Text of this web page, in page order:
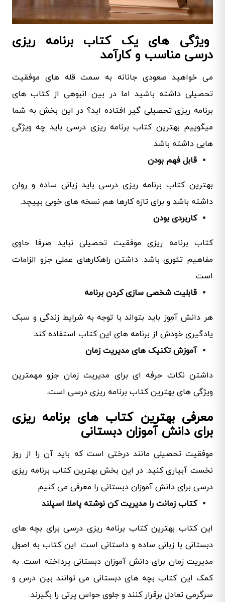
ویژگی های یک کتاب برنامه ریزی
درسی مناسب و کارآمد
می خواهید صعودی جانانه به سمت قله های موفقیت
تحصیلی داشته باشید اما در بین انبوهی از کتاب های
برنامه ریزی تحصیلی گیر افتاده اید؟ در این بخش به شما
میگوییم بهترین کتاب برنامه ریزی درسی باید چه ویژگی
هایی داشته باشد.
قابل فهم بودن
بهترین کتاب برنامه ریزی درسی باید زبانی ساده و روان
داشته باشد و برای تازه کارها هم نسخه های خوبی بپیچد.
کاربردی بودن
کتاب برنامه ریزی موفقیت تحصیلی نباید صرفا حاوی
مفاهیم تئوری باشد. داشتن راهکارهای عملی جزو الزامات
است.
قابلیت شخصی سازی کردن برنامه
هر دانش آموز باید بتواند با توجه به شرایط زندگی و سبک
یادگیری خودش از برنامه های این کتاب استفاده کند.
آموزش تکنیک های مدیریت زمان
داشتن نکات حرفه ای برای مدیریت زمان جزو مهمترین
ویژگی های بهترین کتاب برنامه ریزی درسی است.
معرفی بهترین کتاب های برنامه ریزی
برای دانش آموزان دبستانی
موفقیت تحصیلی مانند درختی است که باید آن را از روز
نخست آبیاری کنید. در این بخش بهترین کتاب برنامه ریزی
درسی برای دانش آموزان دبستانی را معرفی می کنیم
کتاب زمانت را مدیریت کن نوشته پاملا اسپلند
این کتاب بهترین کتاب برنامه ریزی درسی برای بچه های
دبستانی با زبانی ساده و داستانی است. این کتاب به اصول
مدیریت زمان برای دانش آموزان دبستانی پرداخته است. به
کمک این کتاب بچه های دبستانی می توانند بین درس و
سرگرمی تعادل برقرار کنند و جلوی حواس پرتی را بگیرند.